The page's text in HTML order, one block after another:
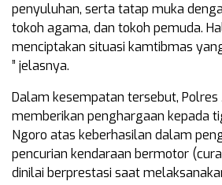
penyuluhan, serta tatap muka
tokoh agama, dan tokoh pemuda.
menciptakan situasi kamtibmas
” jelasnya.
Dalam kesempatan tersebut, Polres
memberikan penghargaan kepada
Ngoro atas keberhasilan dalam
pencurian kendaraan bermotor
dinilai berprestasi saat